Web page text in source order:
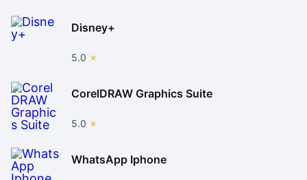
Disney+
5.0
CorelDRAW Graphics Suite
5.0
WhatsApp Iphone